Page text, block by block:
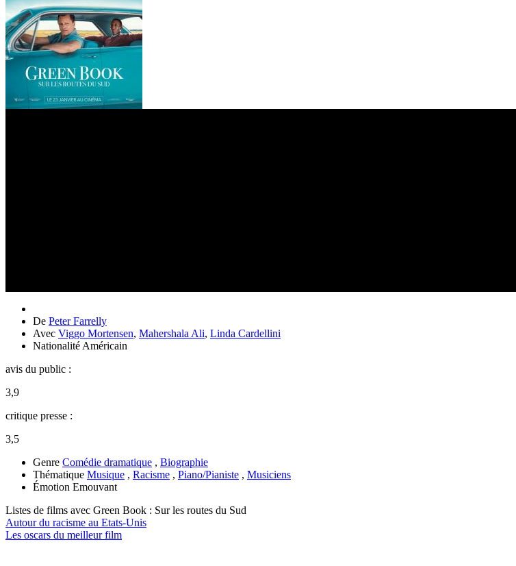
De Peter Farrelly
Avec Viggo Mortensen, Mahershala Ali, Linda Cardellini
Nationalité Américain
avis du public :
3,9
critique presse :
3,5
Genre Comédie dramatique , Biographie
Thématique Musique , Racisme , Piano/Pianiste , Musiciens
Émotion Emouvant
Listes de films avec Green Book : Sur les routes du Sud
Autour du racisme au Etats-Unis
Les oscars du meilleur film